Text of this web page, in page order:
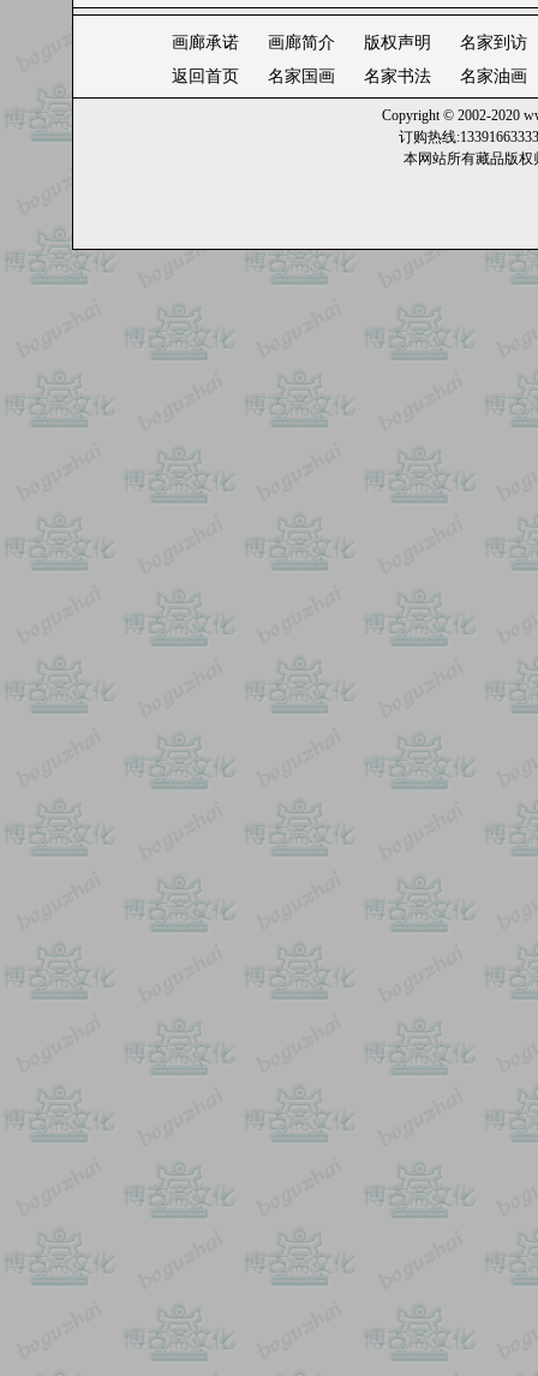
画廊承诺 画廊简介 版权声明
名家到访
返回首页
名家国画 名家书法 名家油画
Copyright © 2002-2020
订购热线
本网站所有藏品版